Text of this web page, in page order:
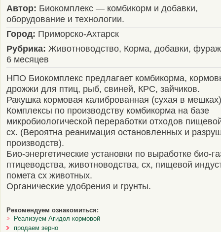
Автор: Биокомплекс — комбикорм и добавки,
оборудование и технологии.
Город: Приморско-Ахтарск
Рубрика: Животноводство, Корма, добавки,
6 месяцев
НПО Биокомплекс предлагает комбикорма,
дрожжи для птиц, рыб, свиней, КРС, зайчиков.
Ракушка кормовая калиброванная (сухая в
Комплексы по производству комбикорма на базе
микробиологической переработки отходов
сх. (Вероятна реанимация остановленных и
производств).
Био-энергетические установки по выработке био-
птицеводства, животноводства, сх, пищевой
помета сх животных.
Органические удобрения и грунты.
Рекомендуем ознакомиться:
Реализуем Агидол кормовой
продаем зерно